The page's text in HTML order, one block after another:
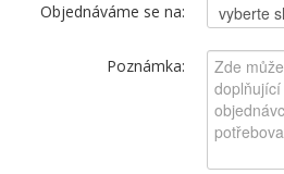
Objednáváme se na:
Poznámka: